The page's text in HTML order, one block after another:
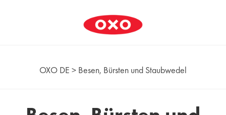
OXO DE > Besen, Bürsten und Staubwedel